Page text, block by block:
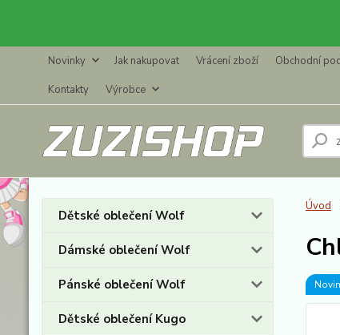
Novinky Jak nakupovat Vrácení zboží Obchodní
Kontakty
Výrobce
Dětské oblečení Wolf
Dámské oblečení Wolf
Pánské oblečení Wolf
Dětské oblečení Kugo
Úvod